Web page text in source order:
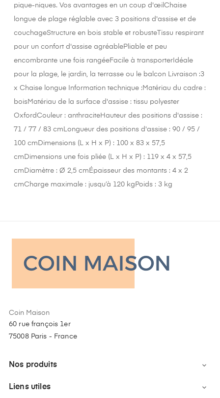
pique-niques. Vos avantages en un coup d'œilChaise
longue de plage réglable avec 3 positions d'assise et de
couchageStructure en bois stable et robusteTissu respirant
pour un confort d'assise agréablePliable et peu
encombrante une fois rangéeFacile à transporterIdéale
pour la plage, le jardin, la terrasse ou le balcon Livraison :3
x Chaise longue Information technique :Matériau du cadre :
boisMatériau de la surface d'assise : tissu polyester
OxfordCouleur : anthraciteHauteur des positions d'assise :
71 / 77 / 83 cmLongueur des positions d'assise : 90 / 95 /
100 cmDimensions (L x H x P) : 100 x 83 x 57,5
cmDimensions une fois pliée (L x H x P) : 119 x 4 x 57,5
cmDiamètre : Ø 2,5 cmÉpaisseur des montants : 4 x 2
cmCharge maximale : jusqu’à 120 kgPoids : 3 kg
Coin Maison
60 rue françois 1er
75008 Paris - France
Nos produits 
Liens utiles 